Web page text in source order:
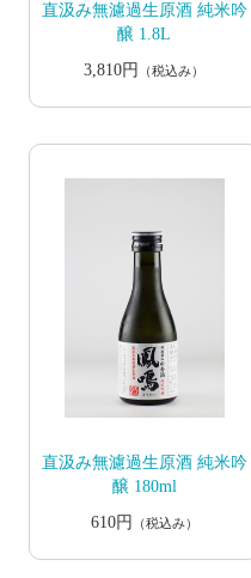
直汲み無濾過生原酒 純米吟
醸 1.8L
3,810円
（税込み）
直汲み無濾過生原酒 純米吟
醸 180ml
610円
（税込み）